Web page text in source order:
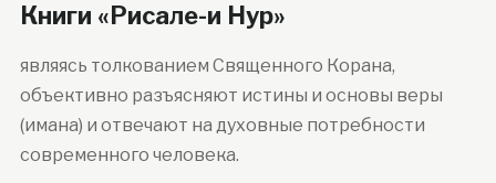
Книги «Рисале-и Нур»
являясь толкованием Священного Корана,
объективно разъясняют истины и основы веры
(имана) и отвечают на духовные потребности
современного человека.